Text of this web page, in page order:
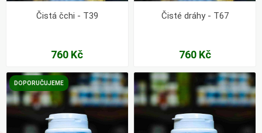
Čistá čchi - T39
760 Kč
Čisté dráhy - T67
760 Kč
DOPORUČUJEME